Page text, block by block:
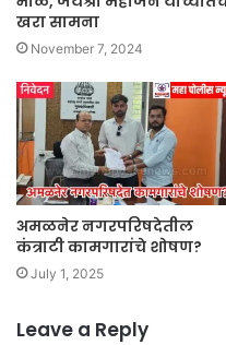
खरा सामना
November 7, 2024
अमळनेर नगरपरिषदेतील
कंत्राटी कामगारांचे शोषण?
July 1, 2025
Leave a Reply